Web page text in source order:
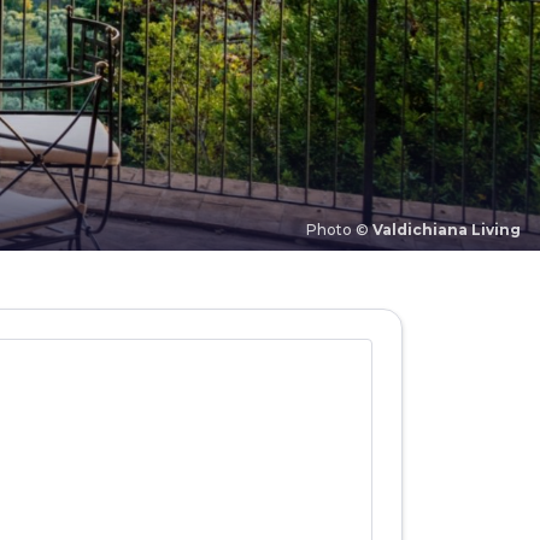
Photo ©Valdichiana Living